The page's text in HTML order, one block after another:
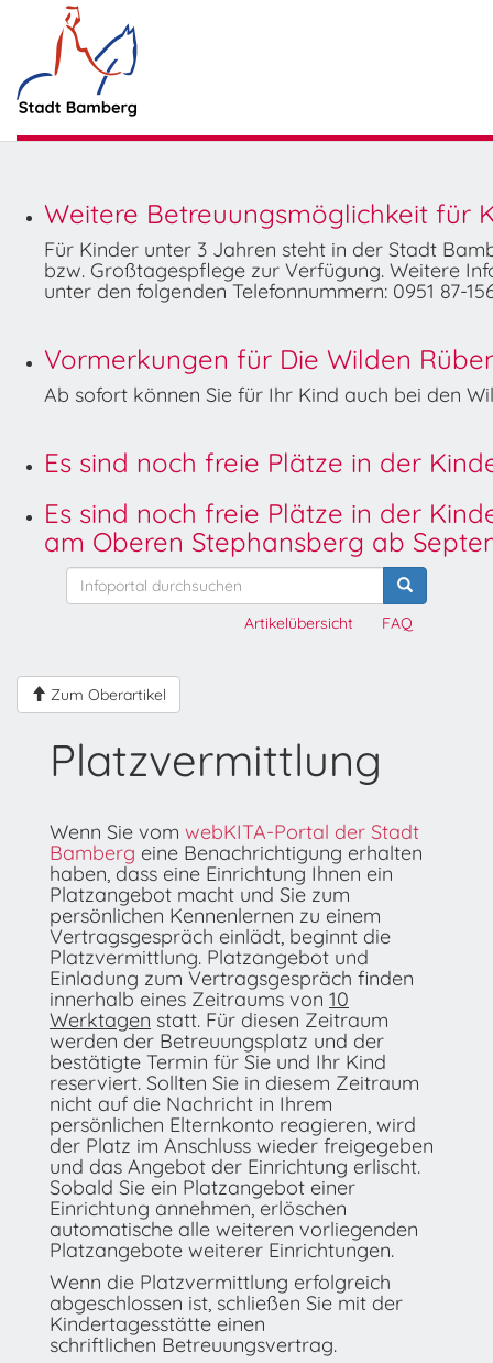
Weitere Betreuungsmöglichkeit für
Für Kinder unter 3 Jahren steht in der Stadt
bzw. Großtagespflege zur Verfügung. Weitere
unter den folgenden Telefonnummern: 0951 87-
Vormerkungen für Die Wilden
Ab sofort können Sie für Ihr Kind auch bei den
Es sind noch freie Plätze in der
Es sind noch freie Plätze in der
am Oberen Stephansberg ab
FAQ
Artikelübersicht
Zum Oberartikel
Platzvermittlung
Wenn Sie vom webKITA-Portal der Stadt
Bamberg eine Benachrichtigung erhalten
haben, dass eine Einrichtung Ihnen ein
Platzangebot macht und Sie zum
persönlichen Kennenlernen zu einem
Vertragsgespräch einlädt, beginnt die
Platzvermittlung. Platzangebot und
Einladung zum Vertragsgespräch finden
innerhalb eines Zeitraums von 10
Werktagen statt. Für diesen Zeitraum
werden der Betreuungsplatz und der
bestätigte Termin für Sie und Ihr Kind
reserviert. Sollten Sie in diesem Zeitraum
nicht auf die Nachricht in Ihrem
persönlichen Elternkonto reagieren, wird
der Platz im Anschluss wieder freigegeben
und das Angebot der Einrichtung erlischt.
Sobald Sie ein Platzangebot einer
Einrichtung annehmen, erlöschen
automatische alle weiteren vorliegenden
Platzangebote weiterer Einrichtungen.
Wenn die Platzvermittlung erfolgreich
abgeschlossen ist, schließen Sie mit der
Kindertagesstätte einen
schriftlichen Betreuungsvertrag.